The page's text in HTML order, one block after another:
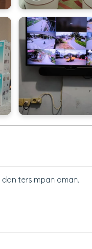
tersimpan aman.